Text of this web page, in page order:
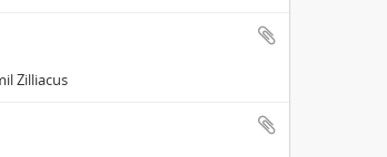
Zilliacus